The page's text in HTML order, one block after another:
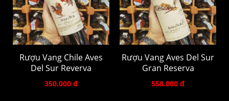
Rượu Vang Chile Aves
Del Sur Reverva
350.000 đ
Rượu Vang Aves Del Sur
Gran Reserva
550.000 đ